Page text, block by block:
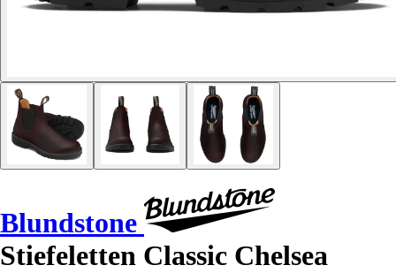
Blundstone
Stiefeletten Classic Chelsea